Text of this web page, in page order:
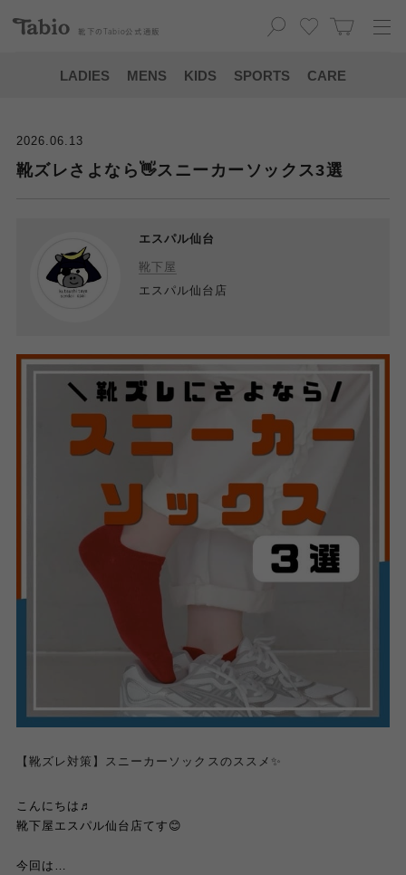
靴下の Tabio 公式通販
LADIES MENS KIDS SPORTS CARE
2026.06.13
靴ズレさよなら👋スニーカーソックス3選
エスパル仙台
靴下屋
エスパル仙台店
【靴ズレ対策】スニーカーソックスのススメ✨
こんにちは♬
靴下屋エスパル仙台店てす😊
今回は…